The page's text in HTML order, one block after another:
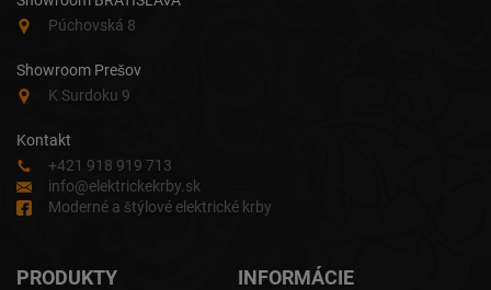
Púchovská 8
Showroom Prešov
K Surdoku 9
Kontakt
+421 918 919 713
info@elektrickekrby.sk
Moderné a štýlové elektrické krby
PRODUKTY INFORMÁCIE